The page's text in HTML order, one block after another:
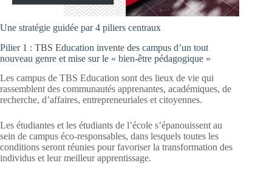
Une stratégie guidée par 4 piliers centraux
Pilier 1 : TBS Education invente des campus d’un tout
nouveau genre et mise sur le « bien-être pédagogique »
Les campus de TBS Education sont des lieux de vie qui
rassemblent des communautés apprenantes, académiques, de
recherche, d’affaires, entrepreneuriales et citoyennes.
Les étudiantes et les étudiants de l’école s’épanouissent au
sein de campus éco-responsables, dans lesquels toutes les
conditions seront réunies pour favoriser la transformation des
individus et leur meilleur apprentissage.